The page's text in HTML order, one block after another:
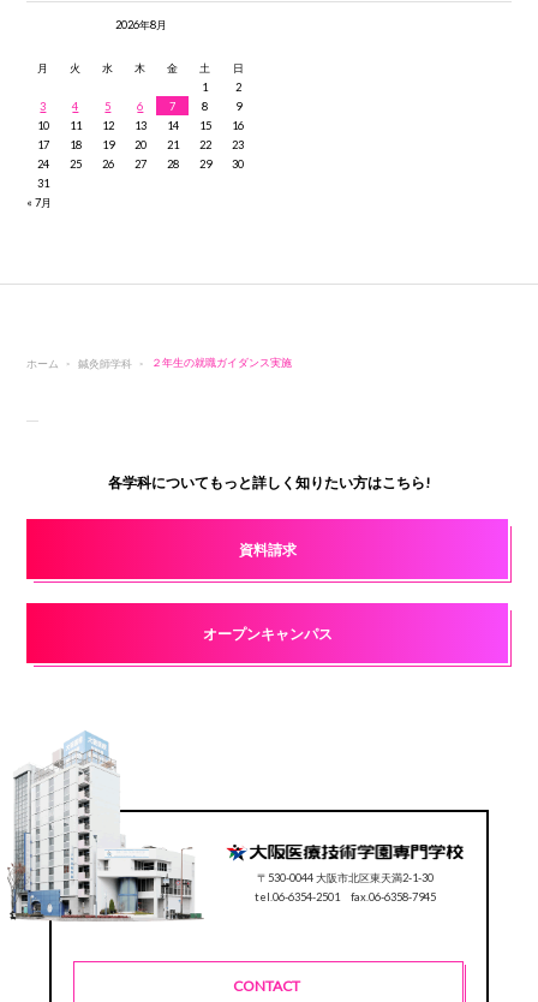
2026年8月
月 火 水 木 金 土
日
1
2
3
4 5 6 7 8
9
10
11 12 13 14 15
16
17
18 19 20 21 22
23
24
25 26 27 28 29
30
31
« 7月
ホーム 鍼灸師学科 ２年生の就職ガイダンス実施
各学科についてもっと詳しく知りたい方はこちら!
資料請求
オープンキャンパス
〒530-0044 大阪市北区東天満2-1-30
tel.06-6354-2501 fax.06-6358-7945
CONTACT